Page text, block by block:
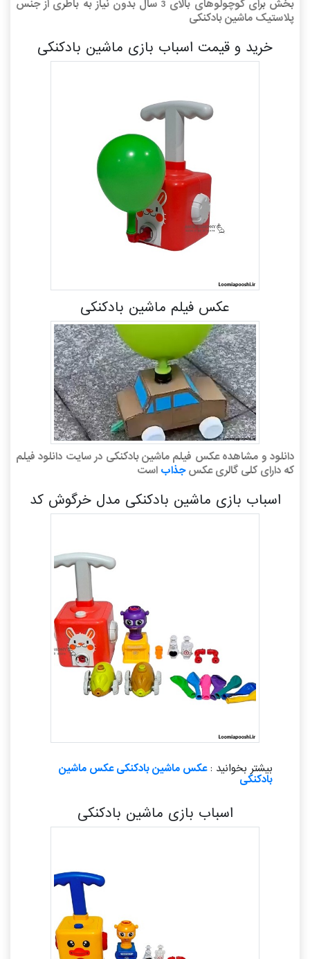
بخش برای کوچولوهای بالای 3 سال بدون نیاز به باطری از جنس
پلاستیک ماشین بادکنکی
خرید و قیمت اسباب بازی ماشین بادکنکی
عکس فیلم ماشین بادکنکی
دانلود و مشاهده عکس فیلم ماشین بادکنکی در سایت دانلود فیلم
که دارای کلی گالری عکسجذاب است
اسباب بازی ماشین بادکنکی مدل خرگوش کد
بیشتر بخوانید :عکس ماشین بادکنکی عکس ماشین
بادکنکی
اسباب بازی ماشین بادکنکی